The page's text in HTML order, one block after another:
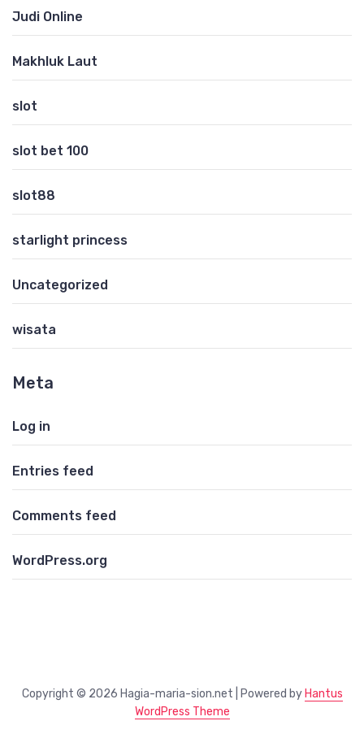
Judi Online
Makhluk Laut
slot
slot bet 100
slot88
starlight princess
Uncategorized
wisata
Meta
Log in
Entries feed
Comments feed
WordPress.org
Copyright © 2026 Hagia-maria-sion.net | Powered by Hantus
WordPress Theme